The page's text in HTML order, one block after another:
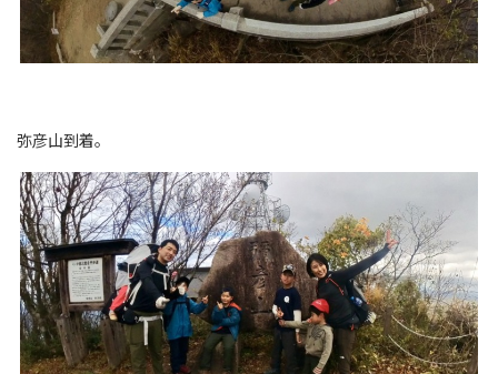
弥彦山到着。